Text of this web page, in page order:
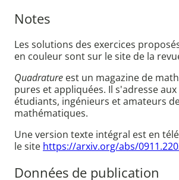
Notes
Les solutions des exercices
en couleur sont sur le site de la
Quadrature est un magazine de
pures et appliquées. Il s'adresse
étudiants, ingénieurs et amateurs
mathématiques.
Une version texte intégral est en
le site https://arxiv.org/abs/
Données de publication